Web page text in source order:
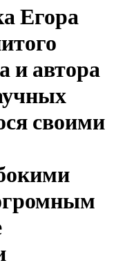
Егора
и автора
своими